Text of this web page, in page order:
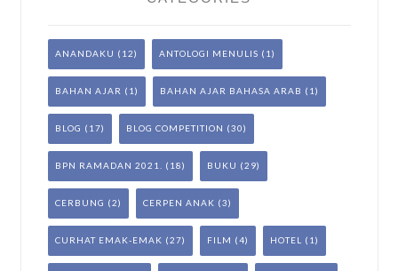
ANANDAKU (12) ANTOLOGI MENULIS (1)
BAHAN AJAR (1) BAHAN AJAR BAHASA ARAB (1)
BLOG (17) BLOG COMPETITION (30)
BPN RAMADAN 2021. (18) BUKU (29)
CERBUNG (2) CERPEN ANAK (3)
CURHAT EMAK-EMAK (27) FILM (4) HOTEL (1)